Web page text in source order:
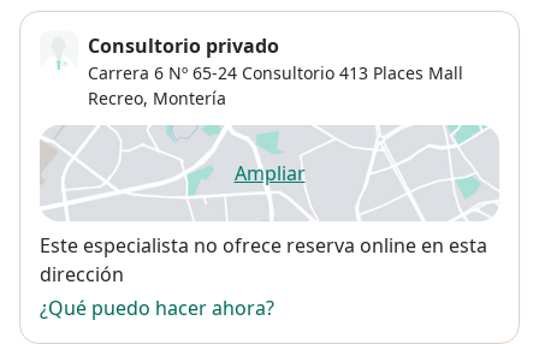
Consultorio privado
Carrera 6 Nº 65-24 Consultorio 413 Places Mall
Recreo, Montería
Ampliarse abre en una nueva
Disponibilidad
Este especialista no ofrece reserva online en esta
dirección
¿Qué puedo hacer ahora?